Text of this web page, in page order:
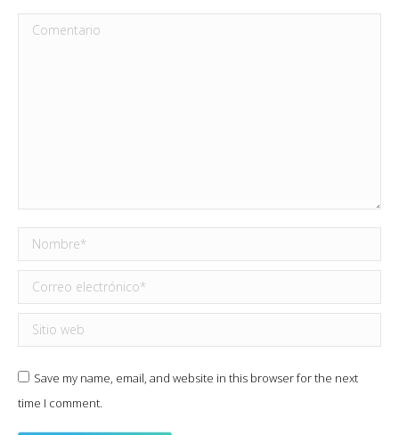
Comentario
Nombre *
Correo electrónico *
Sitio web
Save my name, email, and website in this browser for the next
time I comment.